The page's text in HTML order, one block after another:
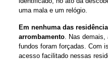
uma mala e um relógio.
Em nenhuma das
arrombamento. Nas demais,
fundos foram forçadas. Com
acesso facilitado nessas